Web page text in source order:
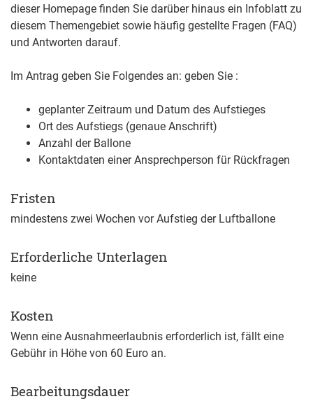
dieser Homepage finden Sie darüber hinaus ein Infoblatt zu
diesem Themengebiet sowie häufig gestellte Fragen (FAQ)
und Antworten darauf.
Im Antrag geben Sie Folgendes an: geben Sie :
geplanter Zeitraum und Datum des Aufstieges
Ort des Aufstiegs (genaue Anschrift)
Anzahl der Ballone
Kontaktdaten einer Ansprechperson für Rückfragen
Fristen
mindestens zwei Wochen vor Aufstieg der Luftballone
Erforderliche Unterlagen
keine
Kosten
Wenn eine Ausnahmeerlaubnis erforderlich ist, fällt eine
Gebühr in Höhe von 60 Euro an.
Bearbeitungsdauer